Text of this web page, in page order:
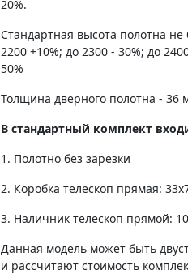
20%.
Стандартная высота полотна
2200 +10%; до 2300 - 30%; до
50%
Толщина дверного полотна - 36
В стандартный комплект
1. Полотно без зарезки
2. Коробка телескоп прямая:
3. Наличник телескоп прямой:
Данная модель может быть
и рассчитают стоимость